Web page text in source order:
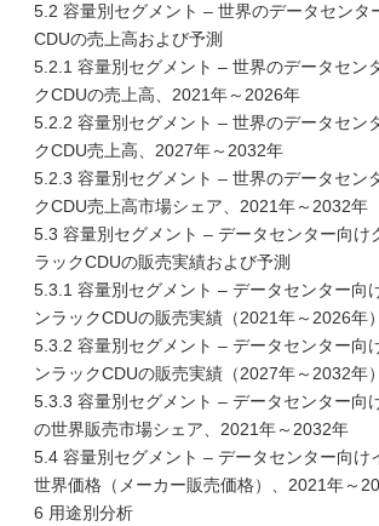
5.2 容量別セグメント – 世界のデータセンタ
CDUの売上高および予測
5.2.1 容量別セグメント – 世界のデータセン
クCDUの売上高、2021年～2026年
5.2.2 容量別セグメント – 世界のデータセン
クCDU売上高、2027年～2032年
5.2.3 容量別セグメント – 世界のデータセン
クCDU売上高市場シェア、2021年～2032年
5.3 容量別セグメント – データセンター向け
ラックCDUの販売実績および予測
5.3.1 容量別セグメント – データセンター向
ンラックCDUの販売実績（2021年～2026年）
5.3.2 容量別セグメント – データセンター向
ンラックCDUの販売実績（2027年～2032年）
5.3.3 容量別セグメント – データセンター向
の世界販売市場シェア、2021年～2032年
5.4 容量別セグメント – データセンター向け
世界価格（メーカー販売価格）、2021年～
6 用途別分析